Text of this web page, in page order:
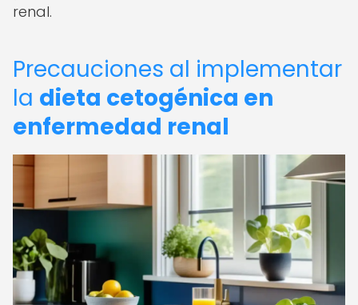
renal.
Precauciones al implementar
la dieta cetogénica en
enfermedad renal